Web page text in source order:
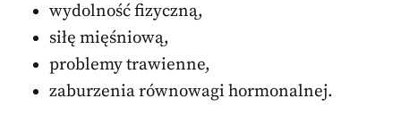
wydolność fizyczną,
siłę mięśniową,
problemy trawienne,
zaburzenia równowagi hormonalnej.